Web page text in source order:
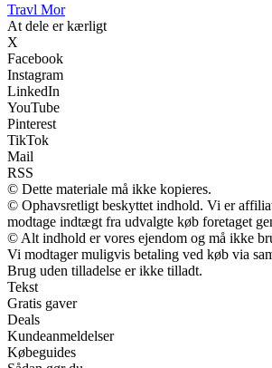
Travl Mor
At dele er kærligt
X
Facebook
Instagram
LinkedIn
YouTube
Pinterest
TikTok
Mail
RSS
© Dette materiale må ikke kopieres.
© Ophavsretligt beskyttet indhold. Vi er
modtage indtægt fra udvalgte køb foretaget
© Alt indhold er vores ejendom og må ikke
Vi modtager muligvis betaling ved køb via
Brug uden tilladelse er ikke tilladt.
Tekst
Gratis gaver
Deals
Kundeanmeldelser
Købeguides